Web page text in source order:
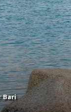
Bari